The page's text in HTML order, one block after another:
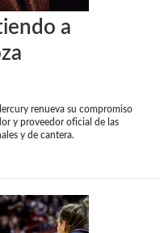
a
renueva su compromiso
y proveedor oficial de las
y de cantera.